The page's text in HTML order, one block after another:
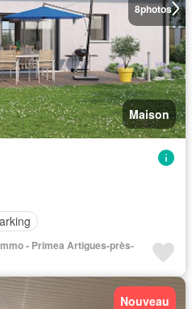
8photos
Maison
- Primea Artigues-près-
Nouveau